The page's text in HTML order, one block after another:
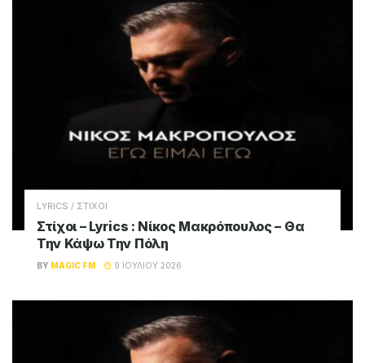
LYRICS / ΣΤΙΧΟΙ
Στίχοι – Lyrics : Νίκος Μακρόπουλος – Θα
Την Κάψω Την Πόλη
BY MAGIC FM 9 ΙΟΥΛΊΟΥ 2026